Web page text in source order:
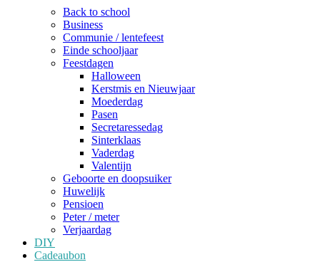
Back to school
Business
Communie / lentefeest
Einde schooljaar
Feestdagen
Halloween
Kerstmis en Nieuwjaar
Moederdag
Pasen
Secretaressedag
Sinterklaas
Vaderdag
Valentijn
Geboorte en doopsuiker
Huwelijk
Pensioen
Peter / meter
Verjaardag
DIY
Cadeaubon